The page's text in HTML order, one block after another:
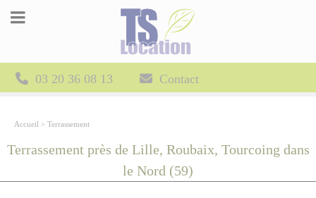
03 20 36 08 13 Contact
Accueil > Terrassement
Terrassement près de Lille, Roubaix, Tourcoing dans
le Nord (59)
Panneau de gestion des cookies